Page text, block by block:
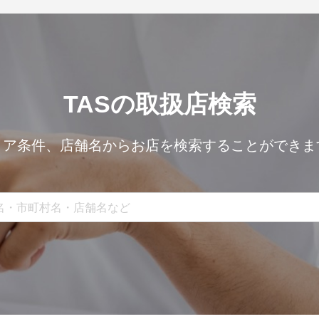
TASの取扱店検索
条件、店舗名からお店を検索することができ